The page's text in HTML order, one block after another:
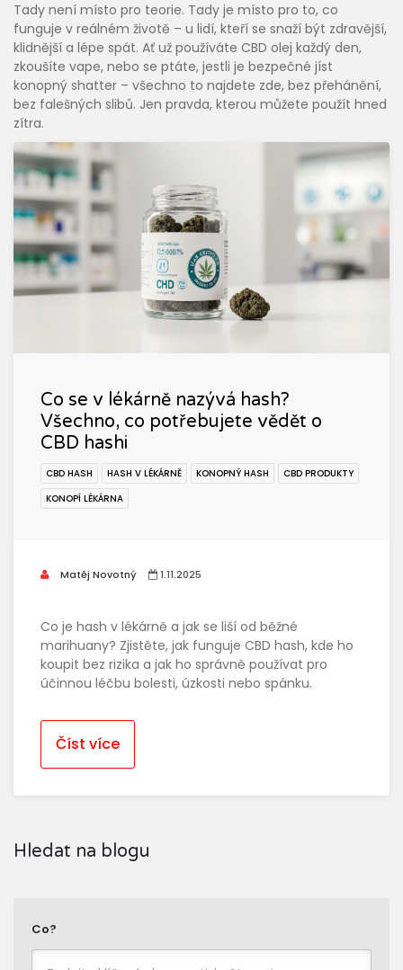
Tady není místo pro teorie. Tady je místo pro to, co
funguje v reálném životě – u lidí, kteří se snaží být zdravější,
klidnější a lépe spát. Ať už používáte CBD olej každý den,
zkoušíte vape, nebo se ptáte, jestli je bezpečné jíst
konopný shatter – všechno to najdete zde, bez přehánění,
bez falešných slibů. Jen pravda, kterou můžete použít hned
zítra.
Co se v lékárně nazývá hash?
Všechno, co potřebujete vědět o
CBD hashi
CBD HASH HASH V LÉKÁRNĚ KONOPNÝ HASH
CBD PRODUKTY
KONOPÍ LÉKÁRNA
Matěj Novotný 1.11.2025
Co je hash v lékárně a jak se liší od běžné
marihuany? Zjistěte, jak funguje CBD hash, kde ho
koupit bez rizika a jak ho správně používat pro
účinnou léčbu bolesti, úzkosti nebo spánku.
Číst více
Hledat na blogu
Co?